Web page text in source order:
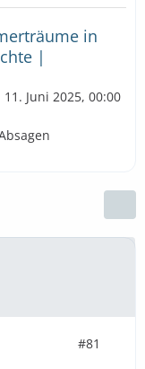
in
|
Juni 2025, 00:00
#81